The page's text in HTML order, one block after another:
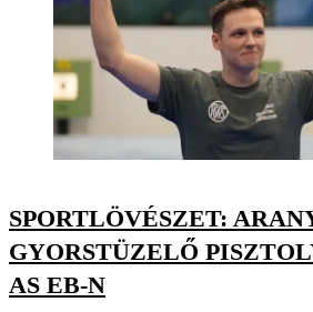
SPORTLÖVÉSZET:
GYORSTÜZELŐ
AS EB-N